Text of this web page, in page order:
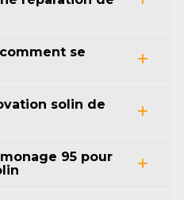
se
solin de
95 pour